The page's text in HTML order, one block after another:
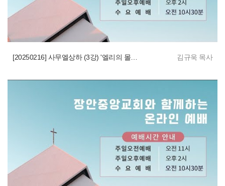
[20250216] 사무엘상하 (3강) '엘리의 몰락과 사무엘 세움' 김규욱 목사